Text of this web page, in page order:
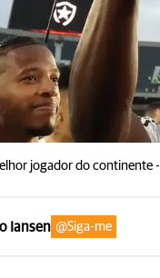
jogador do continente -
Iansen @Siga-me